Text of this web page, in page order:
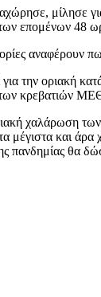
μίλησε
των επομένων 48
αναφέρουν
την οριακή
κρεβατιών
χαλάρωση
μέγιστα και
πανδημίας θα